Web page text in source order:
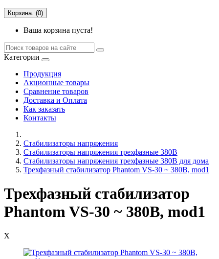
Корзина: (0)
Ваша корзина пуста!
Категории
Продукция
Акционные товары
Сравнение товаров
Доставка и Оплата
Как заказать
Контакты
Стабилизаторы напряжения
Стабилизаторы напряжения трехфазные 380В
Cтабилизаторы напряжения трехфазные 380В для дома
Трехфазный стабилизатор Phantom VS-30 ~ 380В, mod1
Трехфазный стабилизатор
Phantom VS-30 ~ 380В, mod1
X